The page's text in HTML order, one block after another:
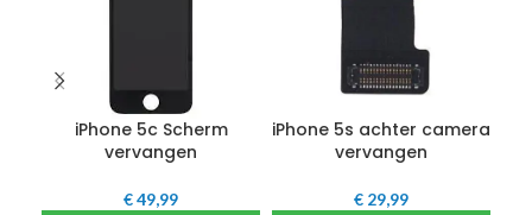
iPhone 5c Scherm
vervangen
€49,99
iPhone 5s achter camera
vervangen
€ 29,99